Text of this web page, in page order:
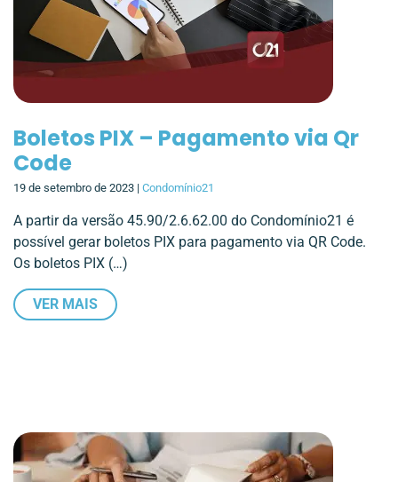
Boletos PIX – Pagamento via Qr
Code
19 de setembro de 2023 | Condomínio21
A partir da versão 45.90/2.6.62.00 do Condomínio21 é
possível gerar boletos PIX para pagamento via QR Code.
Os boletos PIX (…)
VER MAIS